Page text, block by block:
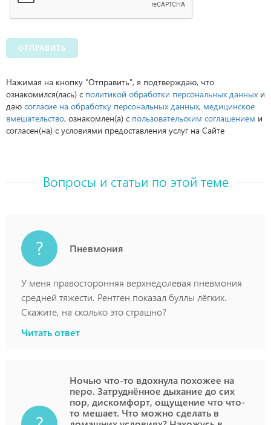
ОТПРАВИТЬ
Нажимая на кнопку "Отправить", я подтверждаю, что
ознакомился(лась) с политикой обработки персональных данных и
даю согласие на обработку персональных данных, медицинское
вмешательство, ознакомлен(а) с пользовательским соглашением и
согласен(на) с условиями предоставления услуг на Сайте
Вопросы и статьи по этой теме
Пневмония
У меня правосторонняя верхнедолевая пневмония
средней тяжести. Рентген показал буллы лёгких.
Скажите, на сколько это страшно?
Читать ответ
Ночью что-то вдохнула похожее на
перо. Затруднённое дыхание до сих
пор, дискомфорт, ощущение что что-
то мешает. Что можно сделать в